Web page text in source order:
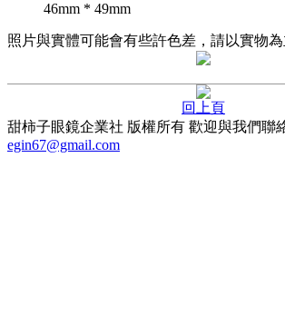
46mm * 49mm
照片與實體可能會有些許色差，請以實物為
回上頁
甜柿子眼鏡企業社 版權所有 歡迎與我們聯
egin67@gmail.com